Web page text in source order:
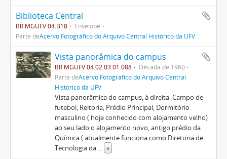
Biblioteca Central
BR MGUFV 04.B18
Envelope
Parte deAcervo Fotográfico do Arquivo Central Histórico da UFV
Vista panorâmica do campus
BR MGUFV 04.02.03.01.088
Década de 1960
Parte deAcervo Fotográfico do Arquivo Central
Histórico da UFV
Vista panorâmica do campus, à direita: Campo de
futebol, Reitoria, Prédio Principal, Dormitório
masculino ( hoje conhecido com alojamento velho)
ao seu lado o alojamento novo, antigo prédio da
Química ( atualmente funciona como Diretoria de
Tecnologia da ... »